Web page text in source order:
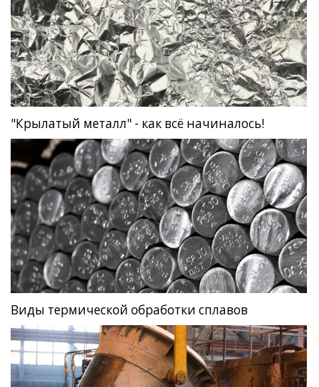
"Крылатый металл" - как всё начиналось!
Виды термической обработки сплавов